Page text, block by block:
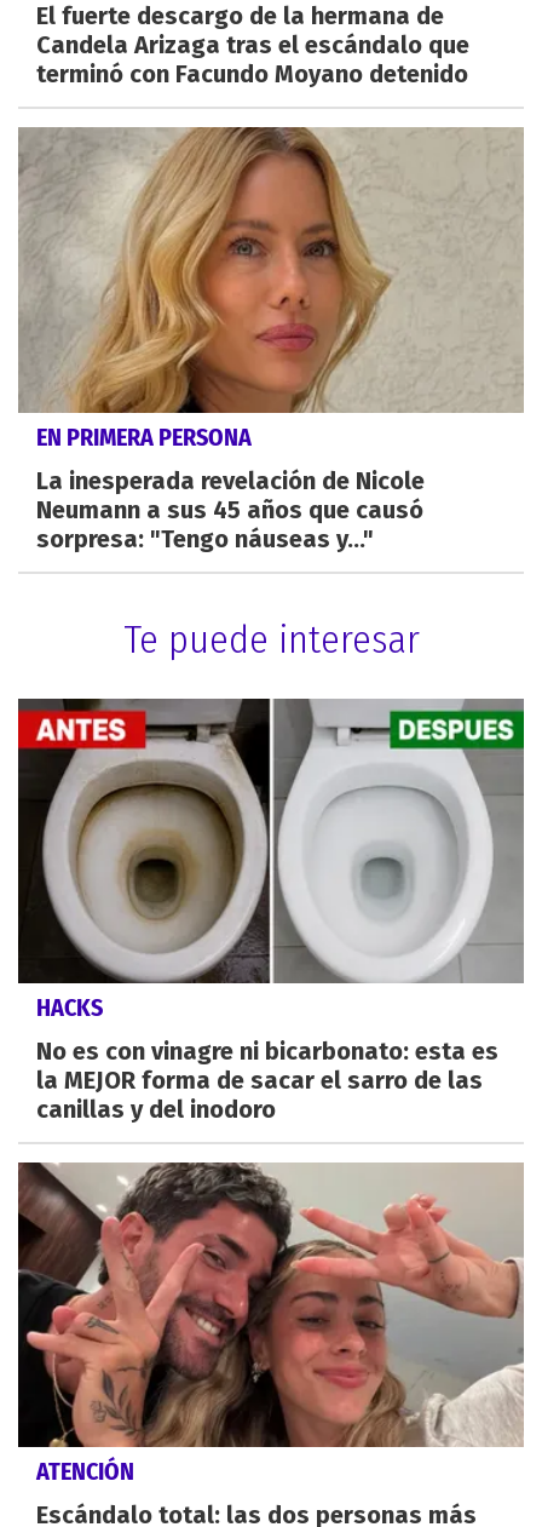
El fuerte descargo de la hermana de
Candela Arizaga tras el escándalo que
terminó con Facundo Moyano detenido
EN PRIMERA PERSONA
La inesperada revelación de Nicole
Neumann a sus 45 años que causó
sorpresa: "Tengo náuseas y..."
Te puede interesar
HACKS
No es con vinagre ni bicarbonato: esta es
la MEJOR forma de sacar el sarro de las
canillas y del inodoro
ATENCIÓN
Escándalo total: las dos personas más